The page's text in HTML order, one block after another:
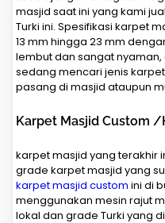
masjid saat ini yang kami
Turki ini. Spesifikasi karpet
13 mm hingga 23 mm
lembut dan sangat
sedang mencari jenis
pasang di masjid ataupun
Karpet Masjid Custom
karpet masjid yang terakhir
grade karpet masjid yang
karpet masjid custom ini di
menggunakan mesin rajut
lokal dan grade Turki yang